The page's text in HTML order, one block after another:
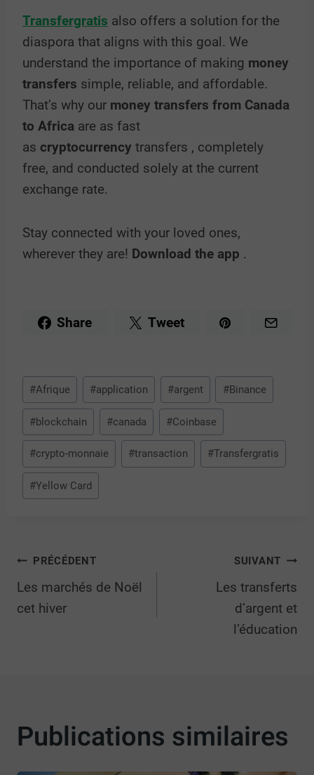
Transfergratis also offers a solution for the
diaspora that aligns with this goal. We
understand the importance of making money
transfers simple, reliable, and affordable.
That’s why our money transfers from Canada
to Africa are as fast
as cryptocurrency transfers , completely
free, and conducted solely at the current
exchange rate.
Stay connected with your loved ones,
wherever they are! Download the app .
Share Tweet
#Afrique #application #argent #Binance
#blockchain #canada #Coinbase
#crypto-monnaie #transaction #Transfergratis
#Yellow Card
PRÉCÉDENT
Les marchés de Noël
cet hiver
SUIVANT
Les transferts
d’argent et
l’éducation
Publications similaires